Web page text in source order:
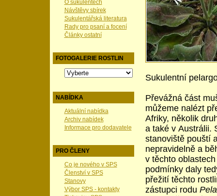
O sukulentech
Návštěvy sbírek
Sukulentářská literatura
Rady pro psaní a focení
Články ostatní
FOTOGALERIE ROSTLIN
NABÍDKA
Aktuální nabídka
Archiv nabídek
Informace pro dodavatele
PRO ČLENY
Co je nového v SPS
Členství v SPS
Stanovy
Výbor SPS - kontakty
Sukulentní
Převážná část
můžeme nalézt
Afriky, několik
a také v Austrálii.
stanoviště pouští
nepravidelně a
v těchto
podmínky daly
přežití těchto
zástupci rodu